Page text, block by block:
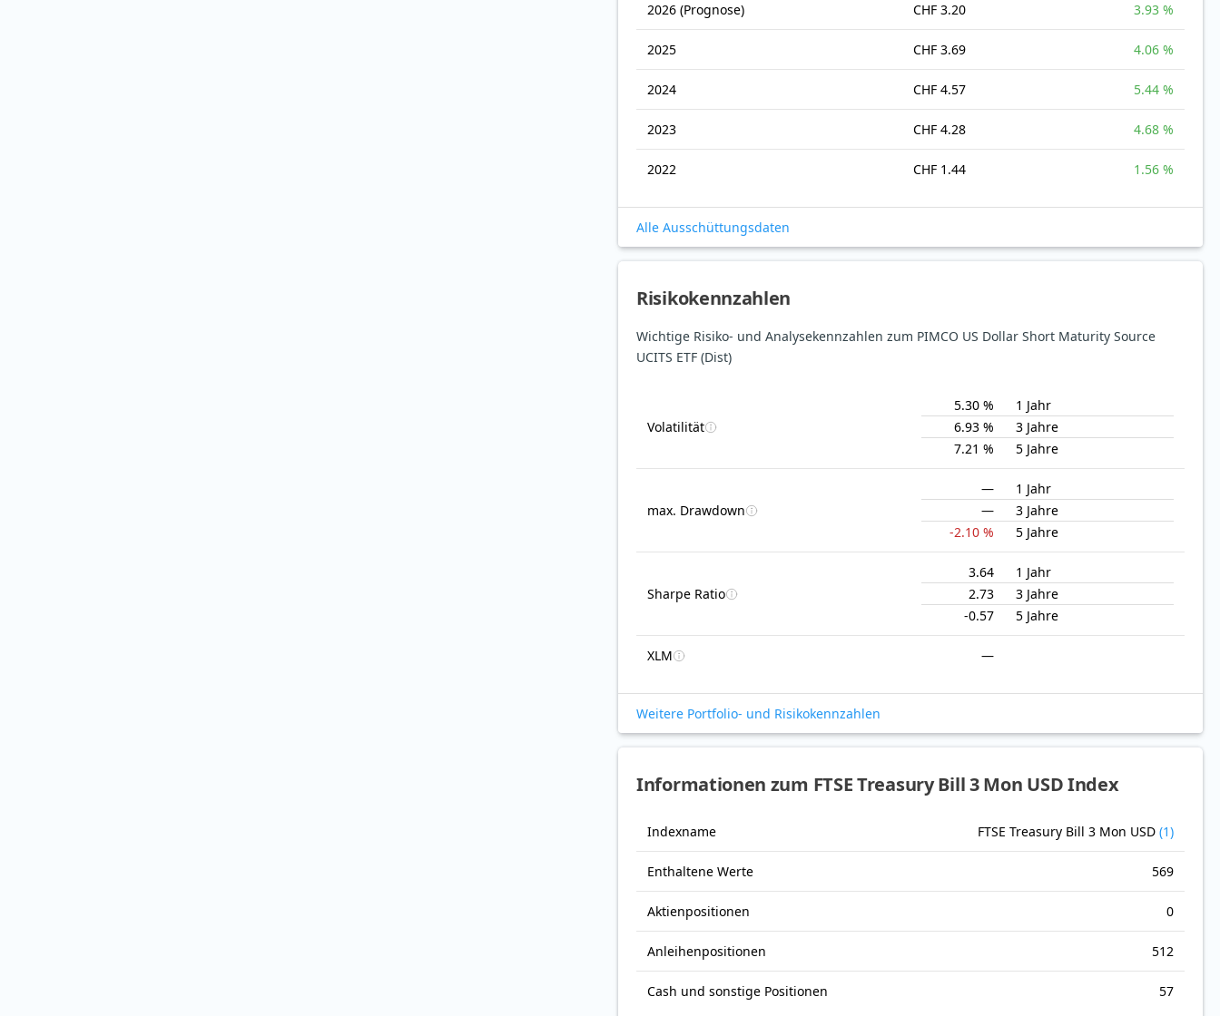
2026 (Prognose) CHF 3.20 3.93 %
2025 CHF 3.69 4.06 %
2024 CHF 4.57 5.44 %
2023 CHF 4.28 4.68 %
2022 CHF 1.44 1.56 %
Alle Ausschüttungsdaten
Risikokennzahlen
Wichtige Risiko- und Analysekennzahlen zum PIMCO US Dollar Short Maturity Source
UCITS ETF (Dist)
Volatilität
5.30 %
1 Jahr
6.93 %
3 Jahre
7.21 %
5 Jahre
max. Drawdown
—
1 Jahr
—
3 Jahre
-2.10 %
5 Jahre
Sharpe Ratio
3.64
1 Jahr
2.73
3 Jahre
-0.57
5 Jahre
XLM —
Weitere Portfolio- und Risikokennzahlen
Informationen zum FTSE Treasury Bill 3 Mon USD Index
Indexname FTSE Treasury Bill 3 Mon USD (1)
Enthaltene Werte 569
Aktienpositionen 0
Anleihenpositionen 512
Cash und sonstige Positionen 57